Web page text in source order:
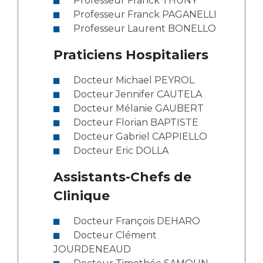
Salon des familles
Transports sanitaires
Handicap
Handi 13
Pôle Médecine Physique et Réadaptation
Accueil sourds et malentendants
Mouvement Parcours Handicap 13
Activité physique
Les structures de recherche
Écoles et Instituts de Formation
Plateforme des internes
Professionnels de santé
Réseaux de soins
Adresser un examen au Laboratoire de Biologie
Radiologie / Imagerie
Cancérologie
Professeur Franck PAGANELLI
Professeur Laurent BONELLO
Praticiens Hospitaliers
Docteur Michael PEYROL
Docteur Jennifer CAUTELA
Docteur Mélanie GAUBERT
Docteur Florian BAPTISTE
Docteur Gabriel CAPPIELLO
Docteur Eric DOLLA
Assistants-Chefs de
Clinique
Docteur François DEHARO
Docteur Clément
JOURDENEAUD